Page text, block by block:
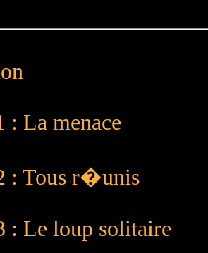
: La menace
: Tous r�unis
: Le loup solitaire